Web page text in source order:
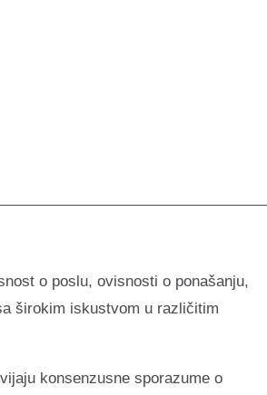
o poslu, ovisnosti o ponašanju,
širokim iskustvom u različitim
konsenzusne sporazume o